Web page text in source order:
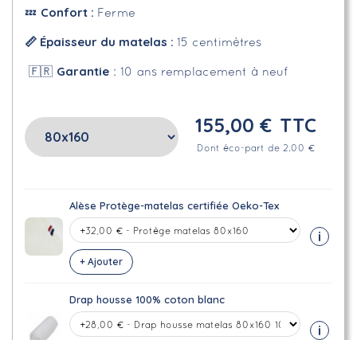
💤 Confort : Ferme
📏 Épaisseur du matelas : 15 centimètres
🇫🇷 Garantie : 10 ans remplacement à neuf
155,00 € TTC
Dont éco-part de 2.00 €
Alèse Protège-matelas certifiée Oeko-Tex
+ Ajouter
i
Drap housse 100% coton blanc
i